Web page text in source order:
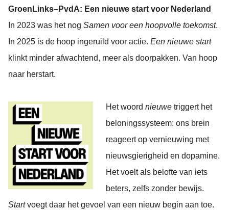
GroenLinks–PvdA: Een nieuwe start voor Nederland
In 2023 was het nog Samen voor een hoopvolle toekomst.
In 2025 is de hoop ingeruild voor actie. Een nieuwe start
klinkt minder afwachtend, meer als doorpakken. Van hoop
naar herstart.
Het woordnieuwe triggert het
beloningssysteem: ons brein
reageert op vernieuwing met
nieuwsgierigheid en dopamine.
Het voelt als belofte van iets
beters, zelfs zonder bewijs.
Startvoegt daar het gevoel van een nieuw begin aan toe.